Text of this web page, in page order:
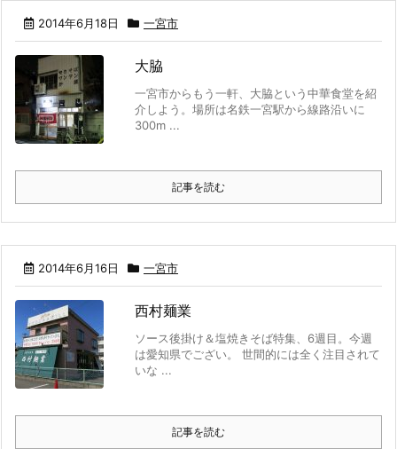
2014年6月18日 一宮市
大脇
一宮市からもう一軒、大脇という中華食堂を紹
介しよう。場所は名鉄一宮駅から線路沿いに
300m ...
記事を読む
2014年6月16日 一宮市
西村麺業
ソース後掛け＆塩焼きそば特集、6週目。今週
は愛知県でござい。 世間的には全く注目されて
いな ...
記事を読む